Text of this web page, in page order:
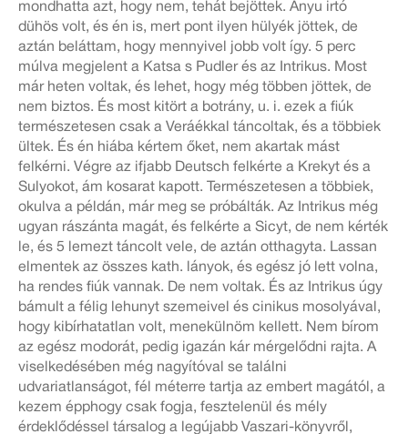
mondhatta azt, hogy nem, tehát bejöttek. Anyu irtó
dühös volt, és én is, mert pont ilyen hülyék jöttek, de
aztán beláttam, hogy mennyivel jobb volt így. 5 perc
múlva megjelent a Katsa s Pudler és az Intrikus. Most
már heten voltak, és lehet, hogy még többen jöttek, de
nem biztos. És most kitört a botrány, u. i. ezek a fiúk
természetesen csak a Veráékkal táncoltak, és a többiek
ültek. És én hiába kértem őket, nem akartak mást
felkérni. Végre az ifjabb Deutsch felkérte a Krekyt és a
Sulyokot, ám kosarat kapott. Természetesen a többiek,
okulva a példán, már meg se próbálták. Az Intrikus még
ugyan rászánta magát, és felkérte a Sicyt, de nem kérték
le, és 5 lemezt táncolt vele, de aztán otthagyta. Lassan
elmentek az összes kath. lányok, és egész jó lett volna,
ha rendes fiúk vannak. De nem voltak. És az Intrikus úgy
bámult a félig lehunyt szemeivel és cinikus mosolyával,
hogy kibírhatatlan volt, menekülnöm kellett. Nem bírom
az egész modorát, pedig igazán kár mérgelődni rajta. A
viselkedésében még nagyítóval se találni
udvariatlanságot, fél méterre tartja az embert magától, a
kezem épphogy csak fogja, fesztelenül és mély
érdeklődéssel társalog a legújabb Vaszari-könyvről,